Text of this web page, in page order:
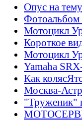
Опус на
Фотоальбом
Мотоцикл
Короткое
Мотоцикл
Yamaha
Как
Москва-
"Труженик"